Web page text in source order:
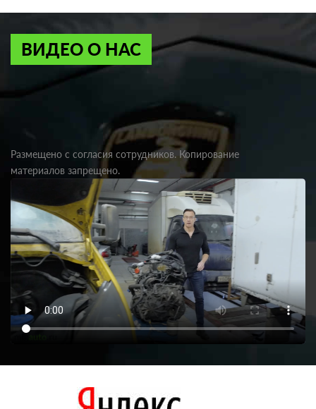
ВИДЕО О НАС
Размещено с согласия сотрудников. Копирование
материалов запрещено.